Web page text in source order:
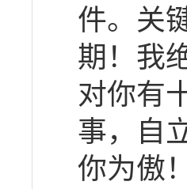
件。关
期！我
对你有
事，自
你为傲